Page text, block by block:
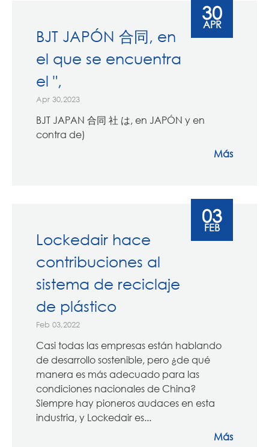
BJT JAPÓN 合同, en
el que se encuentra
el ",
Apr 30,2023
BJT JAPAN 合同 社 は, en JAPÓN y en
contra de)
Más
30
APR
Lockedair hace
contribuciones al
sistema de reciclaje
de plástico
Feb 03,2022
Casi todas las empresas están hablando
de desarrollo sostenible, pero ¿de qué
manera es más adecuado para las
condiciones nacionales de China?
Siempre hay pioneros audaces en esta
industria, y Lockedair es...
Más
03
FEB